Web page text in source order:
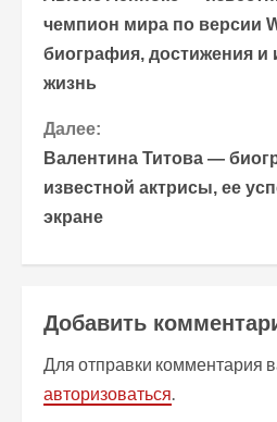
р
о
о
л
т
ь
чемпион мира по версии
биография, достижения и
жизнь
Далее:
Валентина Титова —
известной актрисы, ее
экране
Добавить
Для отправки комментария
авторизоваться.